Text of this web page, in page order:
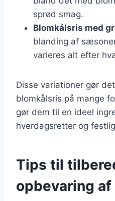
sprød smag.
Blomkålsris med
blanding af
varieres alt efter
Disse variationer gør
blomkålsris på mange
gør dem til en ideel
hverdagsretter og
Tips til
opbevaring